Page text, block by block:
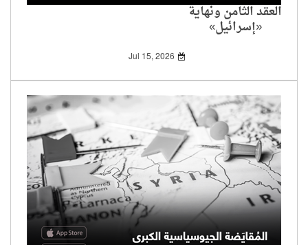
العقد الثامن ونهاية
«إسرائيل»
Jul 15, 2026